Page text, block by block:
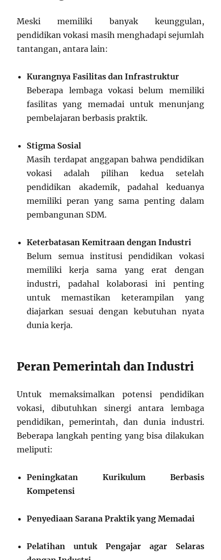
Meski memiliki banyak keunggulan,
pendidikan vokasi masih menghadapi sejumlah
tantangan, antara lain:
Kurangnya Fasilitas dan Infrastruktur
Beberapa lembaga vokasi belum memiliki
fasilitas yang memadai untuk menunjang
pembelajaran berbasis praktik.
Stigma Sosial
Masih terdapat anggapan bahwa pendidikan
vokasi adalah pilihan kedua setelah
pendidikan akademik, padahal keduanya
memiliki peran yang sama penting dalam
pembangunan SDM.
Keterbatasan Kemitraan dengan Industri
Belum semua institusi pendidikan vokasi
memiliki kerja sama yang erat dengan
industri, padahal kolaborasi ini penting
untuk memastikan keterampilan yang
diajarkan sesuai dengan kebutuhan nyata
dunia kerja.
Peran Pemerintah dan Industri
Untuk memaksimalkan potensi pendidikan
vokasi, dibutuhkan sinergi antara lembaga
pendidikan, pemerintah, dan dunia industri.
Beberapa langkah penting yang bisa dilakukan
meliputi:
Peningkatan Kurikulum Berbasis
Kompetensi
Penyediaan Sarana Praktik yang Memadai
Pelatihan untuk Pengajar agar Selaras